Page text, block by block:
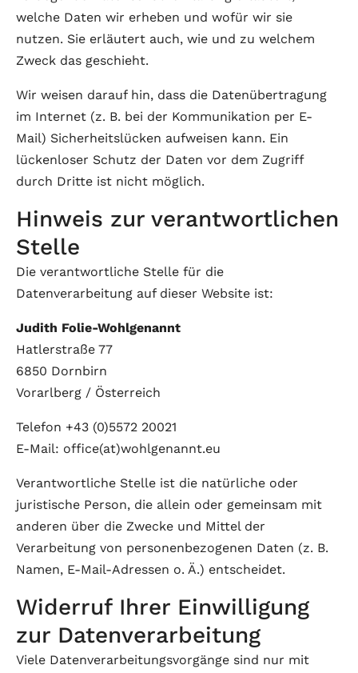
welche Daten wir erheben und wofür wir sie
nutzen. Sie erläutert auch, wie und zu welchem
Zweck das geschieht.
Wir weisen darauf hin, dass die Datenübertragung
im Internet (z. B. bei der Kommunikation per E-
Mail) Sicherheitslücken aufweisen kann. Ein
lückenloser Schutz der Daten vor dem Zugriff
durch Dritte ist nicht möglich.
Hinweis zur verantwortlichen
Stelle
Die verantwortliche Stelle für die
Datenverarbeitung auf dieser Website ist:
Judith Folie-Wohlgenannt
Hatlerstraße 77
6850 Dornbirn
Vorarlberg / Österreich
Telefon +43 (0)5572 20021
E-Mail: office(at)wohlgenannt.eu
Verantwortliche Stelle ist die natürliche oder
juristische Person, die allein oder gemeinsam mit
anderen über die Zwecke und Mittel der
Verarbeitung von personenbezogenen Daten (z. B.
Namen, E-Mail-Adressen o. Ä.) entscheidet.
Widerruf Ihrer Einwilligung
zur Datenverarbeitung
Viele Datenverarbeitungsvorgänge sind nur mit